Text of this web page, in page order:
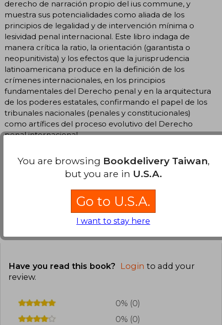
derecho de narración propio del ius commune, y
muestra sus potencialidades como aliada de los
principios de legalidad y de intervención mínima o
lesividad penal internacional. Este libro indaga de
manera crítica la ratio, la orientación (garantista o
neopunitivista) y los efectos que la jurisprudencia
latinoamericana produce en la definición de los
crímenes internacionales, en los principios
fundamentales del Derecho penal y en la arquitectura
de los poderes estatales, confirmando el papel de los
tribunales nacionales (penales y constitucionales)
como artífices del proceso evolutivo del Derecho
penal internacional.
Customers reviews
Have you read this book? Login to add your
review.
0% (0)
0% (0)
You are browsing Bookdelivery Taiwan,
but you are in U.S.A.
Go to U.S.A.
I want to stay here